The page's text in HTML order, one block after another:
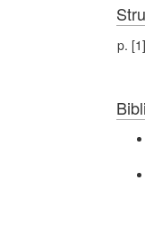
p.